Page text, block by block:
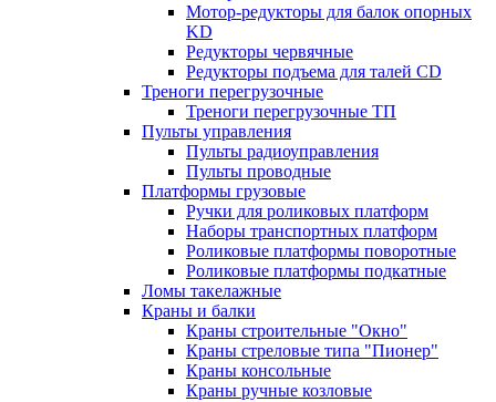
Мотор-редукторы для балок опорных
KD
Редукторы червячные
Редукторы подъема для талей CD
Треноги перегрузочные
Треноги перегрузочные ТП
Пульты управления
Пульты радиоуправления
Пульты проводные
Платформы грузовые
Ручки для роликовых платформ
Наборы транспортных платформ
Роликовые платформы поворотные
Роликовые платформы подкатные
Ломы такелажные
Краны и балки
Краны строительные "Окно"
Краны стреловые типа "Пионер"
Краны консольные
Краны ручные козловые